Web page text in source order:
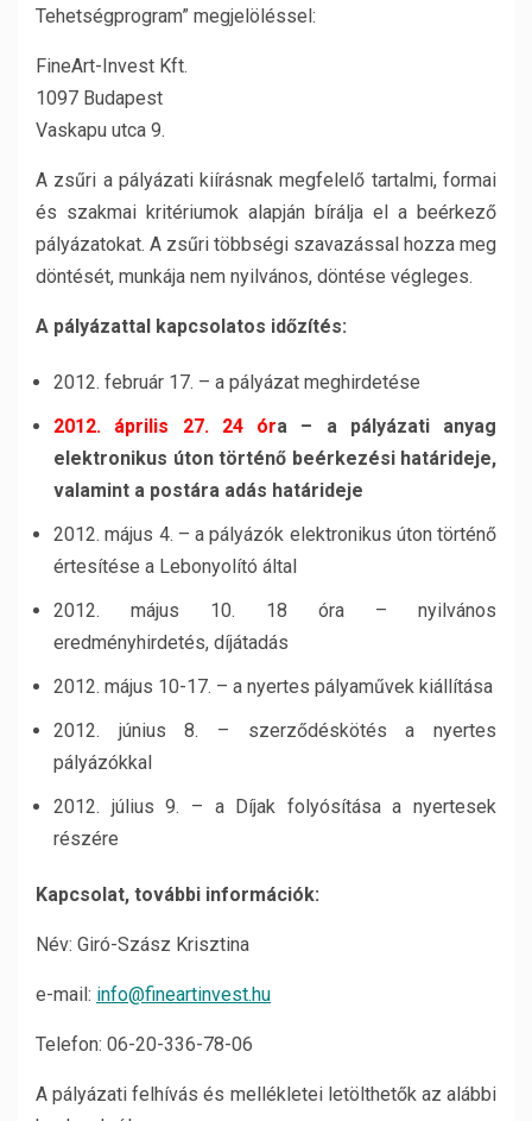
Tehetségprogram” megjelöléssel:
FineArt-Invest Kft.
1097 Budapest
Vaskapu utca 9.
A zsűri a pályázati kiírásnak megfelelő tartalmi, formai
és szakmai kritériumok alapján bírálja el a beérkező
pályázatokat. A zsűri többségi szavazással hozza meg
döntését, munkája nem nyilvános, döntése végleges.
A pályázattal kapcsolatos időzítés:
2012. február 17. – a pályázat meghirdetése
2012. április 27. 24 óra – a pályázati anyag
elektronikus úton történő beérkezési határideje,
valamint a postára adás határideje
2012. május 4. – a pályázók elektronikus úton történő
értesítése a Lebonyolító által
2012. május 10. 18 óra – nyilvános
eredményhirdetés, díjátadás
2012. május 10-17. – a nyertes pályaművek kiállítása
2012. június 8. – szerződéskötés a nyertes
pályázókkal
2012. július 9. – a Díjak folyósítása a nyertesek
részére
Kapcsolat, további információk:
Név: Giró-Szász Krisztina
e-mail: info@fineartinvest.hu
Telefon: 06-20-336-78-06
A pályázati felhívás és mellékletei letölthetők az alábbi